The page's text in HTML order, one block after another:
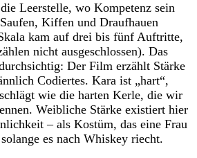
Leerstelle, wo Kompetenz sein
Kiffen und Draufhauen
kam auf drei bis fünf Auftritte,
nicht ausgeschlossen). Das
Der Film erzählt Stärke
Codiertes. Kara ist „hart“,
wie die harten Kerle, die wir
Weibliche Stärke existiert hier
– als Kostüm, das eine Frau
es nach Whiskey riecht.